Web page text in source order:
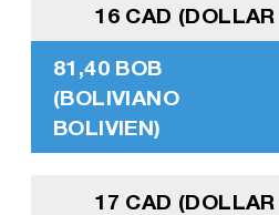
16 CAD
81,40 BOB
(BOLIVIANO
BOLIVIEN)
17 CAD